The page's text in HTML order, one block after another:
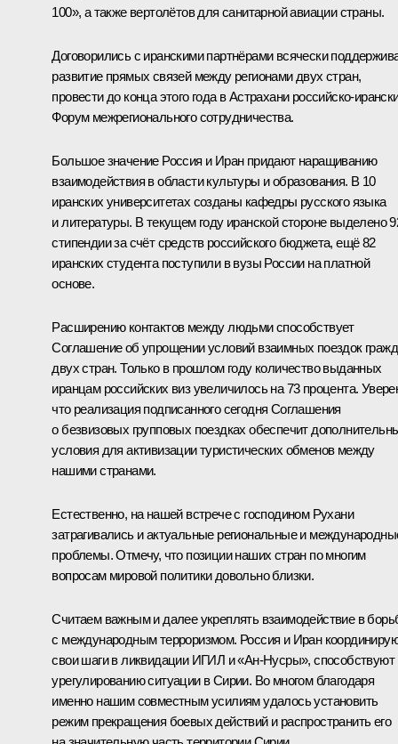
100», а также вертолётов для санитарной авиации страны.
Договорились с иранскими партнёрами всячески
развитие прямых связей между регионами двух стран,
провести до конца этого года в Астрахани российско-
Форум межрегионального сотрудничества.
Большое значение Россия и Иран придают наращиванию
взаимодействия в области культуры и образования. В 10
иранских университетах созданы кафедры русского языка
и литературы. В текущем году иранской стороне выделено
стипендии за счёт средств российского бюджета, ещё 82
иранских студента поступили в вузы России на платной
основе.
Расширению контактов между людьми способствует
Соглашение об упрощении условий взаимных поездок
двух стран. Только в прошлом году количество выданных
иранцам российских виз увеличилось на 73 процента.
что реализация подписанного сегодня Соглашения
о безвизовых групповых поездках обеспечит
условия для активизации туристических обменов между
нашими странами.
Естественно, на нашей встрече с господином Рухани
затрагивались и актуальные региональные и
проблемы. Отмечу, что позиции наших стран по многим
вопросам мировой политики довольно близки.
Считаем важным и далее укреплять взаимодействие в
с международным терроризмом. Россия и Иран
свои шаги в ликвидации ИГИЛ и «Ан-Нусры», способствуют
урегулированию ситуации в Сирии. Во многом благодаря
именно нашим совместным усилиям удалось установить
режим прекращения боевых действий и распространить его